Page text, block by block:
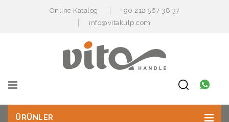
Online Katalog
+90 212 567 38 37
info@vitakulp.com
ÜRÜNLER